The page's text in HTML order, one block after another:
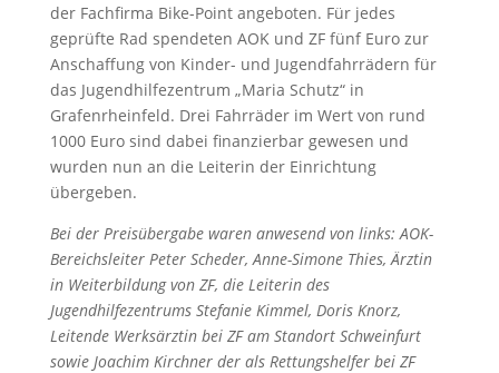
der Fachfirma Bike-Point angeboten. Für jedes
geprüfte Rad spendeten AOK und ZF fünf Euro zur
Anschaffung von Kinder- und Jugendfahrrädern für
das Jugendhilfezentrum „Maria Schutz“ in
Grafenrheinfeld. Drei Fahrräder im Wert von rund
1000 Euro sind dabei finanzierbar gewesen und
wurden nun an die Leiterin der Einrichtung
übergeben.
Bei der Preisübergabe waren anwesend von links: AOK-
Bereichsleiter Peter Scheder, Anne-Simone Thies, Ärztin
in Weiterbildung von ZF, die Leiterin des
Jugendhilfezentrums Stefanie Kimmel, Doris Knorz,
Leitende Werksärztin bei ZF am Standort Schweinfurt
sowie Joachim Kirchner der als Rettungshelfer bei ZF